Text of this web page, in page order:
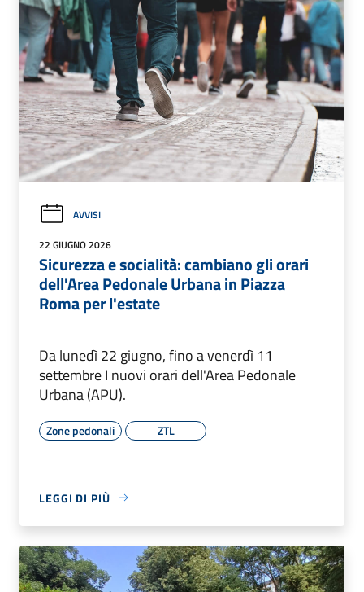
AVVISI
22 GIUGNO 2026
Sicurezza e socialità: cambiano gli orari
dell'Area Pedonale Urbana in Piazza
Roma per l'estate
Da lunedì 22 giugno, fino a venerdì 11
settembre I nuovi orari dell'Area Pedonale
Urbana (APU).
Zone pedonali ZTL
LEGGI DI PIÙ